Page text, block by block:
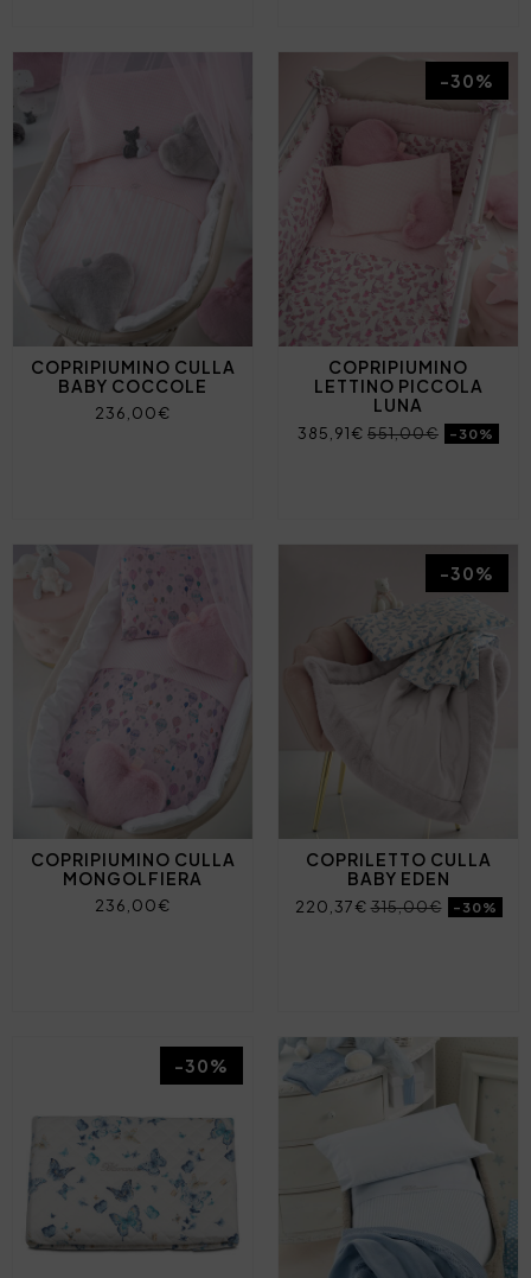
COPRIPIUMINO CULLA
BABY COCCOLE
236,00€
COPRIPIUMINO
LETTINO PICCOLA
LUNA
385,91€ 551,00€ -30%
-30%
COPRIPIUMINO CULLA
MONGOLFIERA
236,00€
COPRILETTO CULLA
BABY EDEN
220,37€315,00€ -30%
-30%
-30%